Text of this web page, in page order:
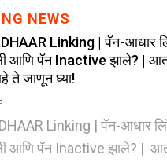
NEWS
Linking | पॅन-आधार
आणि पॅन Inactive झाले? | आता
ते जाणून घ्या!
Linking | पॅन-आधार
आणि पॅन Inactive झाले? |